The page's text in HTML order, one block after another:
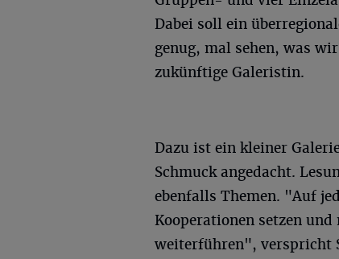
Dabei soll ein
genug, mal sehen, was
zukünftige Galeristin.
Dazu ist ein kleiner
Schmuck angedacht.
ebenfalls Themen. "Auf
Kooperationen setzen
weiterführen", verspricht